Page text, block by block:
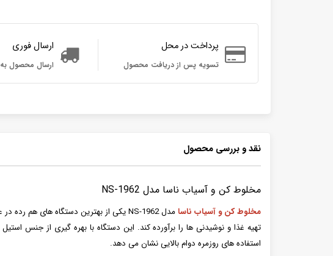
پرداخت در محل
تسویه پس از دریافت محصول
ارسال فوری
ارسال محصول به
نقد و بررسی محصول
مخلوط کن و آسیاب ناسا مدل NS-1962
مخلوط کن و آسیاب ناسا
استفاده های روزمره دوام بالایی نشان می دهد.